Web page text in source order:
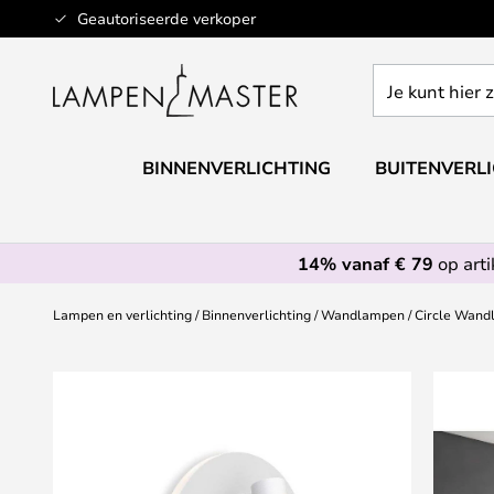
Geautoriseerde verkoper
Ga
naar
inhoud
kunt
zoeken
webwinkel
BINNENVERLICHTING
14% vanaf € 79 op
Lampen en verlichting Binnenverlichting Wandlampen Circle